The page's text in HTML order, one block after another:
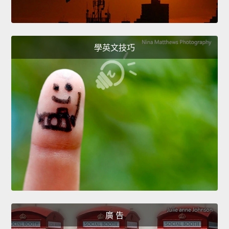
學英文技巧
廣 告